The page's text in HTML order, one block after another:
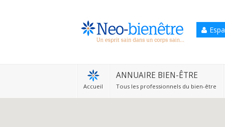
Accueil
ANNUAIRE BIEN-ÊTRE
Tous les professionnels du bien-être